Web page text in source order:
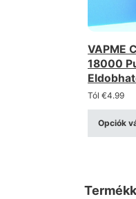
VAPME
18000
fény,
Tól €4.99
Opciók